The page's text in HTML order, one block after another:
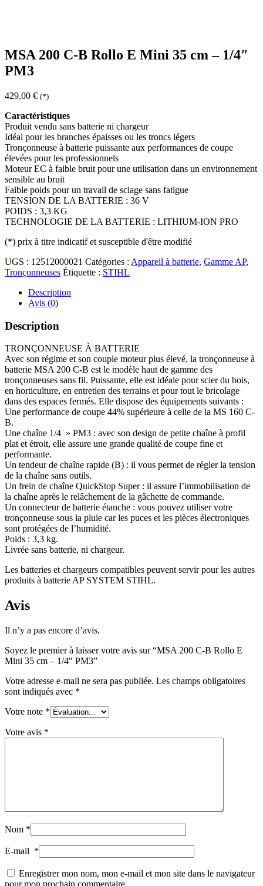
MSA 200 C-B Rollo E Mini 35 cm – 1/4″
PM3
429,00 € (*)
Caractéristiques
Produit vendu sans batterie ni chargeur
Idéal pour les branches épaisses ou les troncs légers
Tronçonneuse à batterie puissante aux performances de coupe
élevées pour les professionnels
Moteur EC à faible bruit pour une utilisation dans un environnement
sensible au bruit
Faible poids pour un travail de sciage sans fatigue
TENSION DE LA BATTERIE : 36 V
POIDS : 3,3 KG
TECHNOLOGIE DE LA BATTERIE : LITHIUM-ION PRO
(*) prix à titre indicatif et susceptible d'être modifié
UGS : 12512000021 Catégories : Appareil à batterie, Gamme AP,
Tronçonneuses Étiquette : STIHL
Description
Avis (0)
Description
TRONÇONNEUSE À BATTERIE
Avec son régime et son couple moteur plus élevé, la tronçonneuse à
batterie MSA 200 C-B est le modèle haut de gamme des
tronçonneuses sans fil. Puissante, elle est idéale pour scier du bois,
en horticulture, en entretien des terrains et pour tout le bricolage
dans des espaces fermés. Elle dispose des équipements suivants :
Une performance de coupe 44% supérieure à celle de la MS 160 C-
B.
Une chaîne 1/4 » PM3 : avec son design de petite chaîne à profil
plat et étroit, elle assure une grande qualité de coupe fine et
performante.
Un tendeur de chaîne rapide (B) : il vous permet de régler la tension
de la chaîne sans outils.
Un frein de chaîne QuickStop Super : il assure l’immobilisation de
la chaîne après le relâchement de la gâchette de commande.
Un connecteur de batterie étanche : vous pouvez utiliser votre
tronçonneuse sous la pluie car les puces et les pièces électroniques
sont protégées de l’humidité.
Poids : 3,3 kg.
Livrée sans batterie, ni chargeur.
Les batteries et chargeurs compatibles peuvent servir pour les autres
produits à batterie AP SYSTEM STIHL.
Avis
Il n’y a pas encore d’avis.
Soyez le premier à laisser votre avis sur “MSA 200 C-B Rollo E
Mini 35 cm – 1/4″ PM3”
Votre adresse e-mail ne sera pas publiée. Les champs obligatoires
sont indiqués avec *
Votre note *
Votre avis *
Nom *
E-mail *
Enregistrer mon nom, mon e-mail et mon site dans le navigateur
pour mon prochain commentaire.